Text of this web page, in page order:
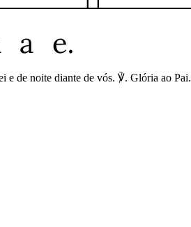
e de noite diante de vós. ℣. Glória ao Pai.